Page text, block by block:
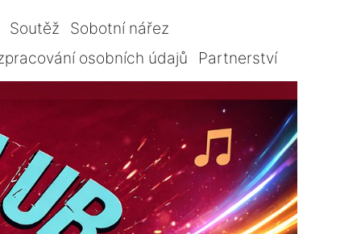
Soutěž
Sobotní nářez
osobních údajů
Partnerství